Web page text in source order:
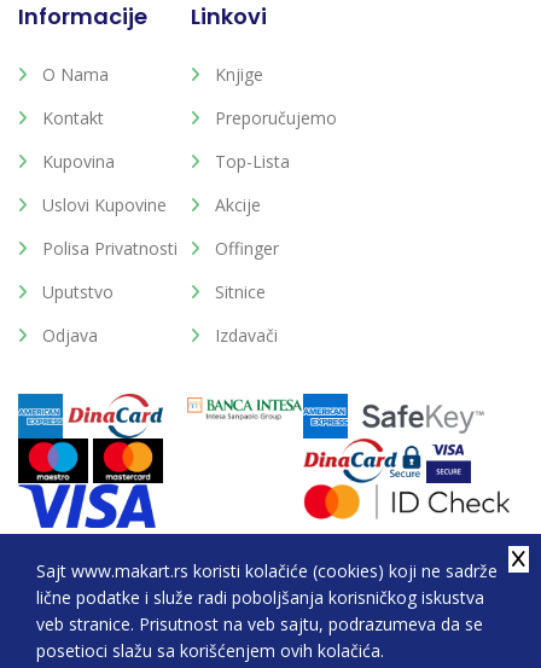
Sajt www.makart.rs koristi kolačiće (cookies) koji ne sadrže
lične podatke i služe radi poboljšanja korisničkog iskustva
veb stranice. Prisutnost na veb sajtu, podrazumeva da se
posetioci slažu sa korišćenjem ovih kolačića.
Informacije
O Nama
Kontakt
Kupovina
Uslovi Kupovine
Polisa Privatnosti
Uputstvo
Odjava
Linkovi
Knjige
Preporučujemo
Top-Lista
Akcije
Offinger
Sitnice
Izdavači
2026. All Rights Reserved © Makart.rs - MAKART DOO
BEOGRAD (NOVI BEOGRAD), PIB: 105184104, MB: